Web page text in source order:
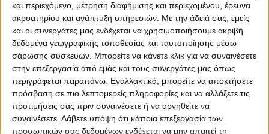
και περιεχόμενο, μέτρηση διαφήμισης και περιεχομένου, έρευνα
ακροατηρίου και ανάπτυξη υπηρεσιών. Με την άδειά σας, εμείς
και οι συνεργάτες μας ενδέχεται να χρησιμοποιήσουμε ακριβή
δεδομένα γεωγραφικής τοποθεσίας και ταυτοποίησης μέσω
σάρωσης συσκευών. Μπορείτε να κάνετε κλικ για να συναινέσετε
στην επεξεργασία από εμάς και τους συνεργάτες μας όπως
περιγράφεται παραπάνω. Εναλλακτικά, μπορείτε να αποκτήσετε
πρόσβαση σε πιο λεπτομερείς πληροφορίες και να αλλάξετε τις
προτιμήσεις σας πριν συναινέσετε ή να αρνηθείτε να
συναινέσετε. Λάβετε υπόψη ότι κάποια επεξεργασία των
προσωπικών σας δεδομένων ενδέχεται να μην απαιτεί τη